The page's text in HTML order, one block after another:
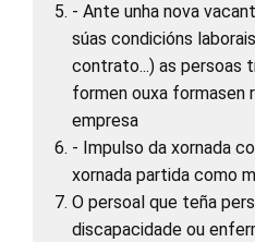
- Ante unha nova
súas condicións
contrato...) as persoas
formen ouxa
empresa
- Impulso da xornada
xornada partida como
O persoal que teña
discapacidade ou